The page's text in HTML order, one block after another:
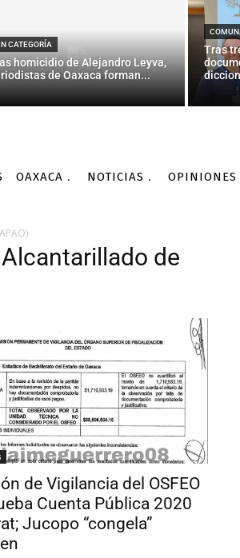
CATEGORÍA
homicidio de Alejandro Leyva,
de Oaxaca forman...
Tras
OAXACA NOTICIAS OPINIONES
de
de Vigilancia del OSFEO
Cuenta Pública 2020
Jucopo “congela”